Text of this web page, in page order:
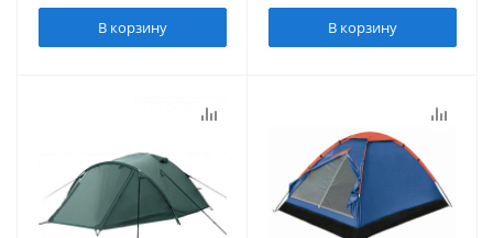
В корзину В корзину